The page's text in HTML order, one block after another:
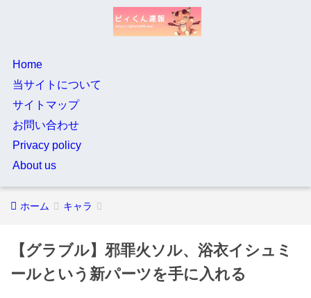
Home
当サイトについて
サイトマップ
お問い合わせ
Privacy policy
About us
ホーム キャラ
【グラブル】邪罪火ソル、浴衣イシュミ
ールという新パーツを手に入れる